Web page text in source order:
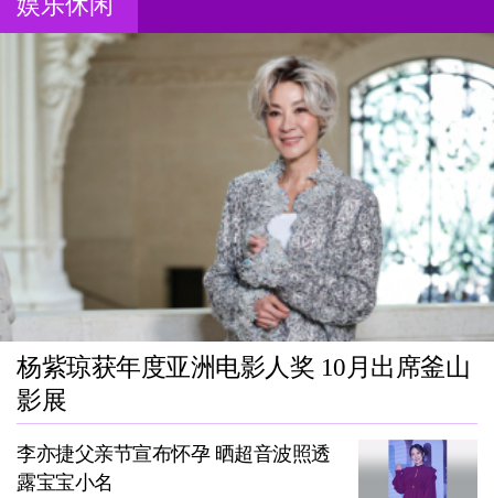
杨紫琼获年度亚洲电影人奖 10月出席釜山
影展
李亦捷父亲节宣布怀孕 晒超音波照透
露宝宝小名